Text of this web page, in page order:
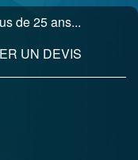
de 25 ans...
UN DEVIS